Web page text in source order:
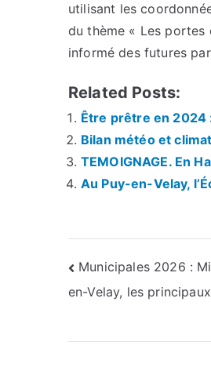
utilisant les
du thème « Les portes
informé des futures
Related Posts:
Être prêtre en 2024
Bilan météo et
TEMOIGNAGE. En
Au Puy-en-Velay,
Navigation
de
l’article
Municipales 2026 :
en-Velay, les